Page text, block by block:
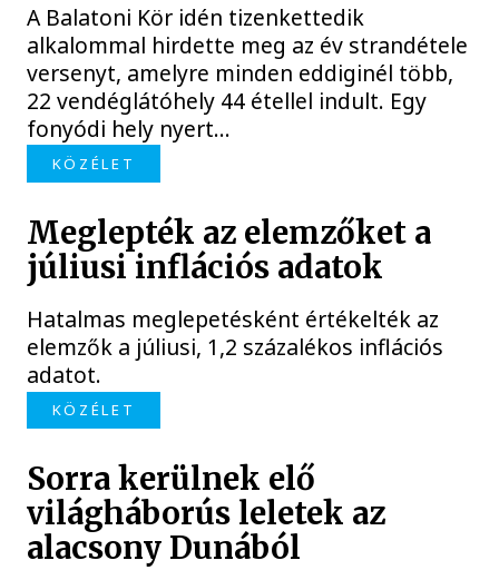
A Balatoni Kör idén tizenkettedik
alkalommal hirdette meg az év strandétele
versenyt, amelyre minden eddiginél több,
22 vendéglátóhely 44 étellel indult. Egy
fonyódi hely nyert...
KÖZÉLET
Meglepték az elemzőket a
júliusi inflációs adatok
Hatalmas meglepetésként értékelték az
elemzők a júliusi, 1,2 százalékos inflációs
adatot.
KÖZÉLET
Sorra kerülnek elő
világháborús leletek az
alacsony Dunából